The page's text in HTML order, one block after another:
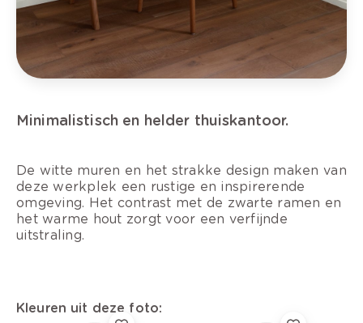
Minimalistisch en helder thuiskantoor.
De witte muren en het strakke design maken van
deze werkplek een rustige en inspirerende
omgeving. Het contrast met de zwarte ramen en
het warme hout zorgt voor een verfijnde
uitstraling.
Kleuren uit deze foto: